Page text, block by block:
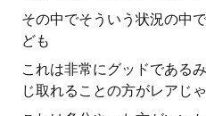
その中でそういう状況の中
ども
これは非常にグッドである
じ取れることの方がレアじ